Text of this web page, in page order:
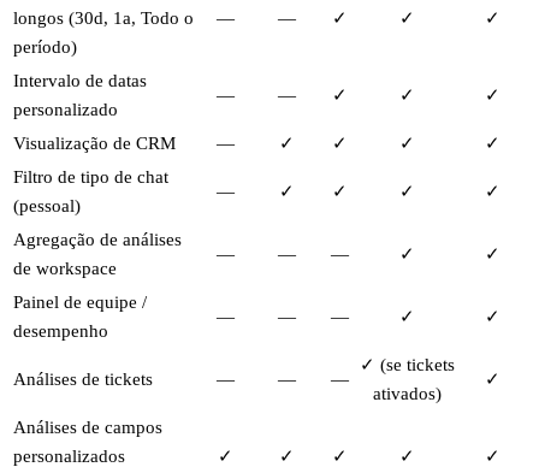
longos (30d, 1a, Todo o
período)
— — ✓ ✓ ✓
Intervalo de datas
personalizado
— — ✓ ✓ ✓
Visualização de CRM — ✓ ✓ ✓
✓
Filtro de tipo de chat
(pessoal)
— ✓ ✓ ✓ ✓
Agregação de análises
de workspace
— — — ✓ ✓
Painel de equipe /
desempenho
— — — ✓ ✓
Análises de tickets — — —
✓ (se tickets
ativados)
✓
Análises de campos
personalizados
✓ ✓ ✓ ✓ ✓